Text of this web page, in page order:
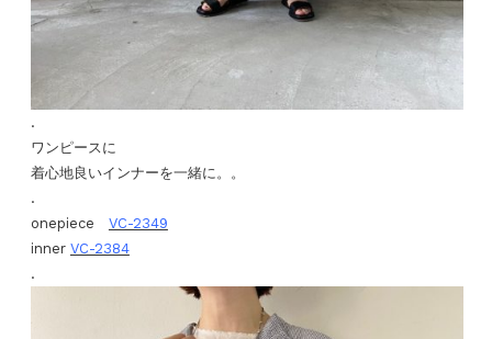
.
ワンピースに
着心地良いインナーを一緒に。。
.
onepiece VC-2349
inner VC-2384
.